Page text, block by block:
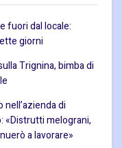
fuori dal locale:
giorni
Trignina, bimba di
nell’azienda di
«Distrutti melograni,
a lavorare»